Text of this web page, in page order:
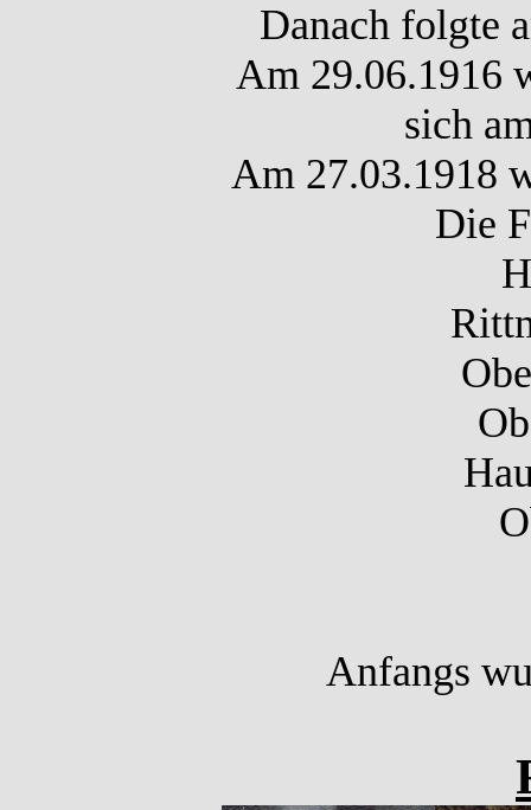
Danach folgte
Am 29.06.1916
sich
Am 27.03.1918
Die
Anfangs